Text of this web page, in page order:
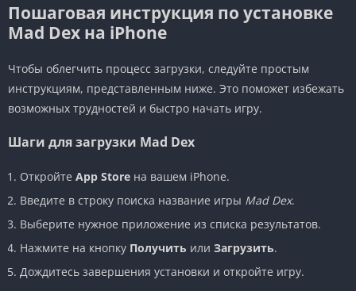
Пошаговая инструкция по установке
Mad Dex на iPhone
Чтобы облегчить процесс загрузки, следуйте простым
инструкциям, представленным ниже. Это поможет избежать
возможных трудностей и быстро начать игру.
Шаги для загрузки Mad Dex
Откройте App Store на вашем iPhone.
Введите в строку поиска название игры Mad Dex.
Выберите нужное приложение из списка результатов.
Нажмите на кнопку Получить или Загрузить.
Дождитесь завершения установки и откройте игру.